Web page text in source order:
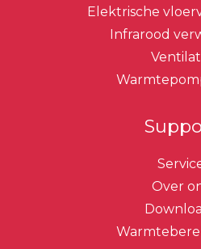
Elektrische
Infrarood
Over